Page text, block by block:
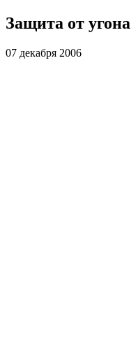
Защита от угона
07 декабря 2006